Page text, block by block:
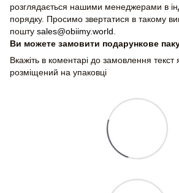
розглядається нашими менеджерами в
порядку. Просимо звертатися в такому
пошту sales@obiimy.world
Ви можете замовити подарункове
Вкажіть в коментарі до замовлення
розміщений на упаковці